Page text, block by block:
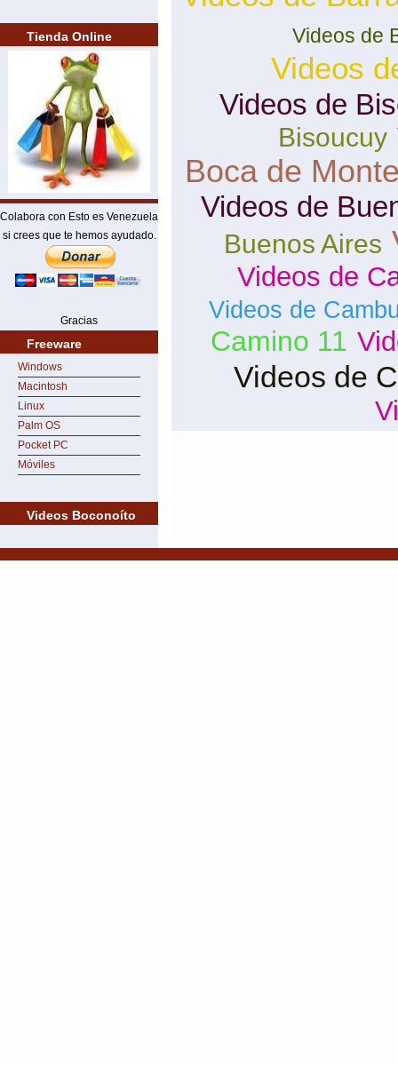
Tienda Online
Colabora con Esto es Venezuela
si crees que te hemos ayudado.
Gracias
Freeware
Windows
Macintosh
Linux
Palm OS
Pocket PC
Móviles
Videos Boconoíto
Videos de
Videos
Videos de
Bisoucuy
Boca de
Videos de
Buenos Aires
Videos de
Videos de
Camino 11
Videos de